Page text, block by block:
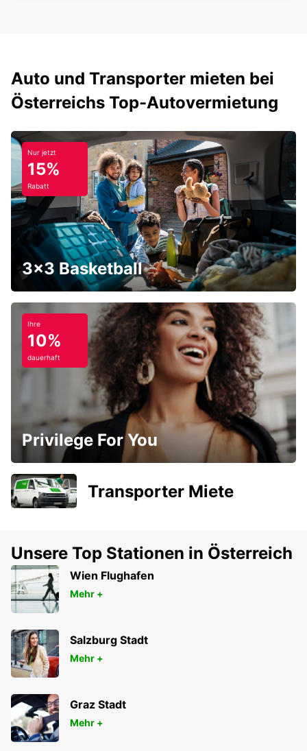
Auto und Transporter mieten bei
Österreichs Top-Autovermietung
Nur jetzt
15%
Rabatt
3x3 Basketball
Ihre
10%
dauerhaft
Privilege For You
Transporter Miete
Unsere Top Stationen in Österreich
Wien Flughafen
Mehr +
Salzburg Stadt
Mehr +
Graz Stadt
Mehr +